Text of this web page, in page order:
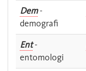
Dem-
demografi
Ent-
entomologi